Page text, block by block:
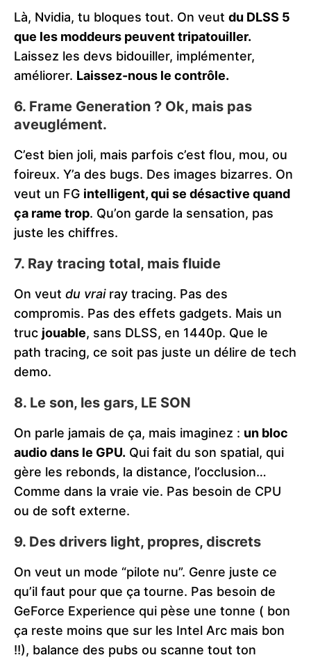
Là, Nvidia, tu bloques tout. On veut du DLSS 5
que les moddeurs peuvent tripatouiller.
Laissez les devs bidouiller, implémenter,
améliorer. Laissez-nous le contrôle.
6. Frame Generation ? Ok, mais pas
aveuglément.
C’est bien joli, mais parfois c’est flou, mou, ou
foireux. Y’a des bugs. Des images bizarres. On
veut un FG intelligent, qui se désactive quand
ça rame trop. Qu’on garde la sensation, pas
juste les chiffres.
7. Ray tracing total, mais fluide
On veut du vrairay tracing. Pas des
compromis. Pas des effets gadgets. Mais un
truc jouable, sans DLSS, en 1440p. Que le
path tracing, ce soit pas juste un délire de tech
demo.
8. Le son, les gars, LE SON
On parle jamais de ça, mais imaginez : un bloc
audio dans le GPU. Qui fait du son spatial, qui
gère les rebonds, la distance, l’occlusion…
Comme dans la vraie vie. Pas besoin de CPU
ou de soft externe.
9. Des drivers light, propres, discrets
On veut un mode “pilote nu”. Genre juste ce
qu’il faut pour que ça tourne. Pas besoin de
GeForce Experience qui pèse une tonne ( bon
ça reste moins que sur les Intel Arc mais bon
!!), balance des pubs ou scanne tout ton